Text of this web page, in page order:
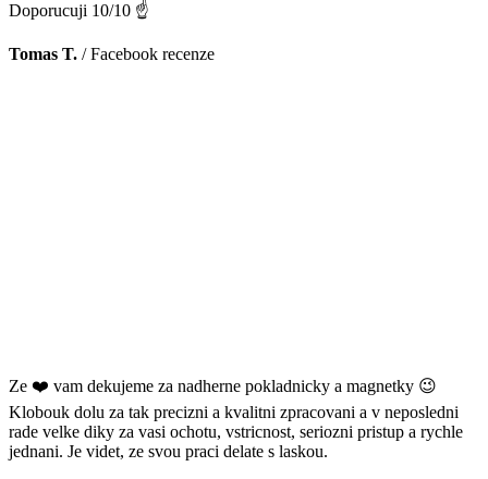
Doporucuji 10/10 ☝️
Tomas T. /Facebook recenze
Ze ❤️ vam dekujeme za nadherne pokladnicky a magnetky 😉
Klobouk dolu za tak precizni a kvalitni zpracovani a v neposledni
rade velke diky za vasi ochotu, vstricnost, seriozni pristup a rychle
jednani. Je videt, ze svou praci delate s laskou.